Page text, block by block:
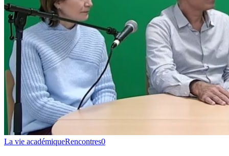
La vie académiqueRencontres0